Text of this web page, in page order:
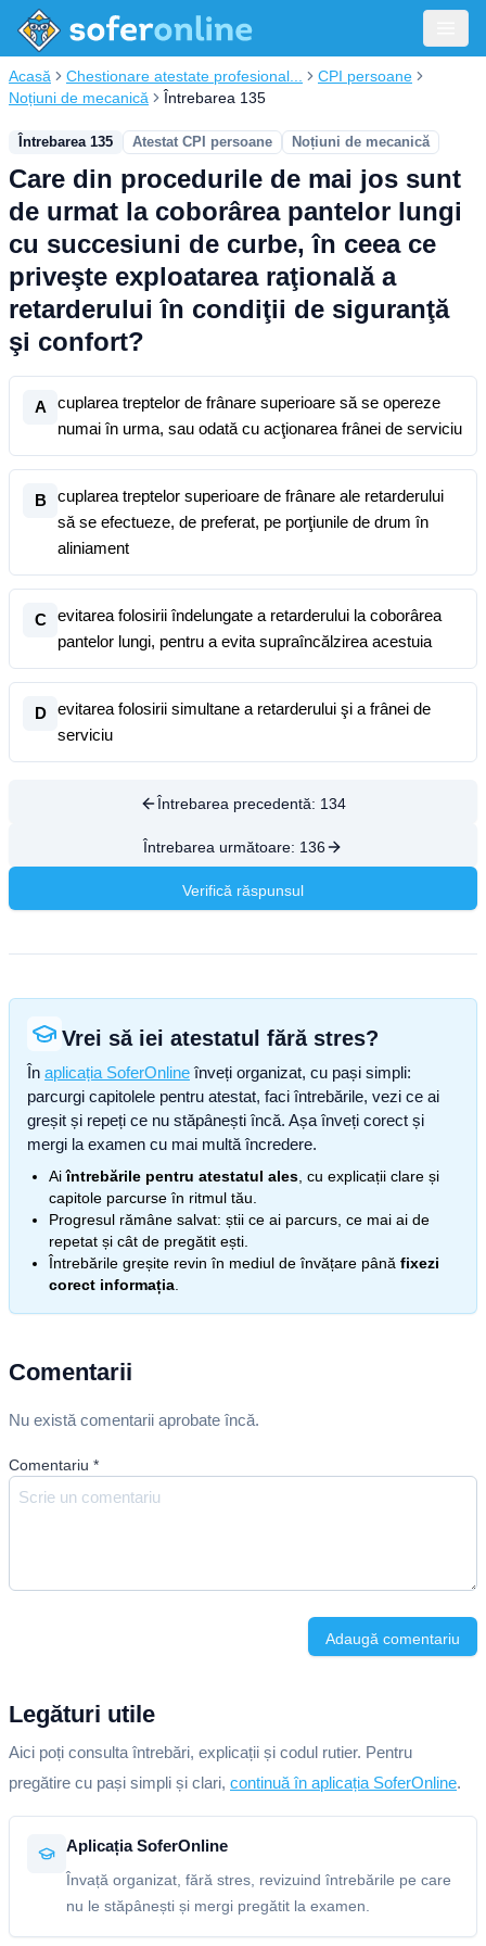
Acasă Chestionare atestate profesional...
CPI persoane
Noțiuni de mecanică
Întrebarea 135
Întrebarea 135 Atestat CPI persoane Noțiuni de mecanică
Care din procedurile de mai jos sunt
de urmat la coborârea pantelor lungi
cu succesiuni de curbe, în ceea ce
priveşte exploatarea raţională a
retarderului în condiţii de siguranţă
şi confort?
A
cuplarea treptelor de frânare superioare să se opereze
numai în urma, sau odată cu acţionarea frânei de serviciu
B
cuplarea treptelor superioare de frânare ale retarderului
să se efectueze, de preferat, pe porţiunile de drum în
aliniament
C
evitarea folosirii îndelungate a retarderului la coborârea
pantelor lungi, pentru a evita supraîncălzirea acestuia
D
evitarea folosirii simultane a retarderului şi a frânei de
serviciu
Întrebarea precedentă: 134
Întrebarea următoare: 136
Verifică răspunsul
Vrei să iei atestatul fără stres?
În aplicația SoferOnline înveți organizat, cu pași simpli:
parcurgi capitolele pentru atestat, faci întrebările, vezi ce ai
greșit și repeți ce nu stăpânești încă. Așa înveți corect și
mergi la examen cu mai multă încredere.
Aiîntrebările pentru atestatul ales , cu explicații clare și
capitole parcurse în ritmul tău.
Progresul rămâne salvat: știi ce ai parcurs, ce mai ai de
repetat și cât de pregătit ești.
Întrebările greșite revin în mediul de învățare până fixezi
corect informația
Comentarii
Nu există comentarii aprobate încă.
Comentariu *
Adaugă comentariu
Legături utile
Aici poți consulta întrebări, explicații și codul rutier. Pentru
pregătire cu pași simpli și clari, continuă în aplicația SoferOnline.
Aplicația SoferOnline
Învață organizat, fără stres, revizuind întrebările pe care
nu le stăpânești și mergi pregătit la examen.